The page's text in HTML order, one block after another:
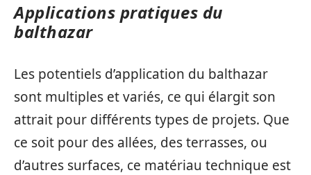
Applications pratiques du
balthazar
Les potentiels d’application du balthazar
sont multiples et variés, ce qui élargit son
attrait pour différents types de projets. Que
ce soit pour des allées, des terrasses, ou
d’autres surfaces, ce matériau technique est